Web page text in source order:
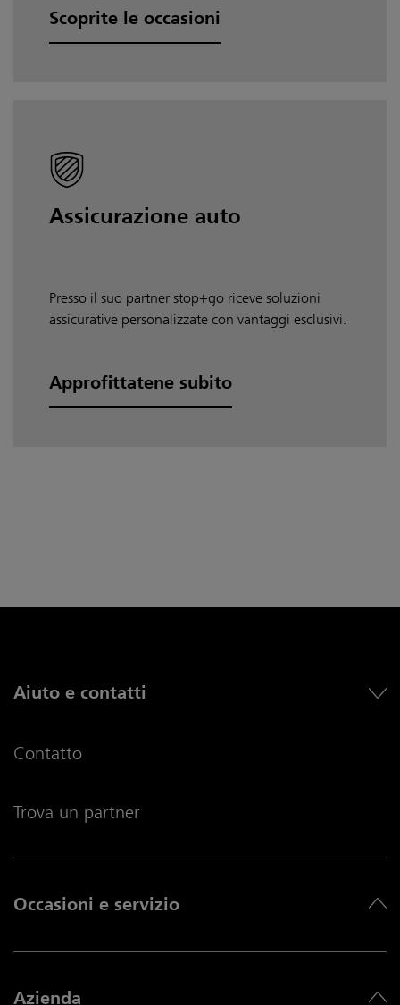
Scoprite le occasioni
Assicurazione auto
Presso il suo partner stop+go riceve soluzioni
assicurative personalizzate con vantaggi esclusivi.
Approfittatene subito
Aiuto e contatti
Contatto
Trova un partner
Occasioni e servizio
Azienda